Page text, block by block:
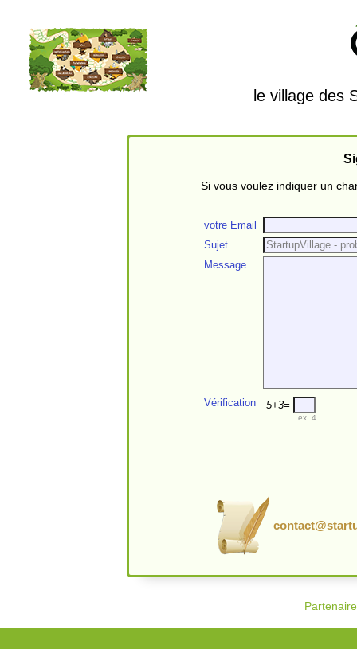
le village des
Si vous voulez indiquer un
votre Email
Sujet
Message
Vérification 5+3=
ex. 4